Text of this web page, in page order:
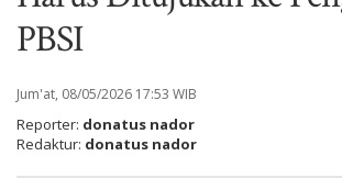
PBSI
Jum'at, 08/05/2026 17:53 WIB
Reporter: donatus nador
Redaktur: donatus nador